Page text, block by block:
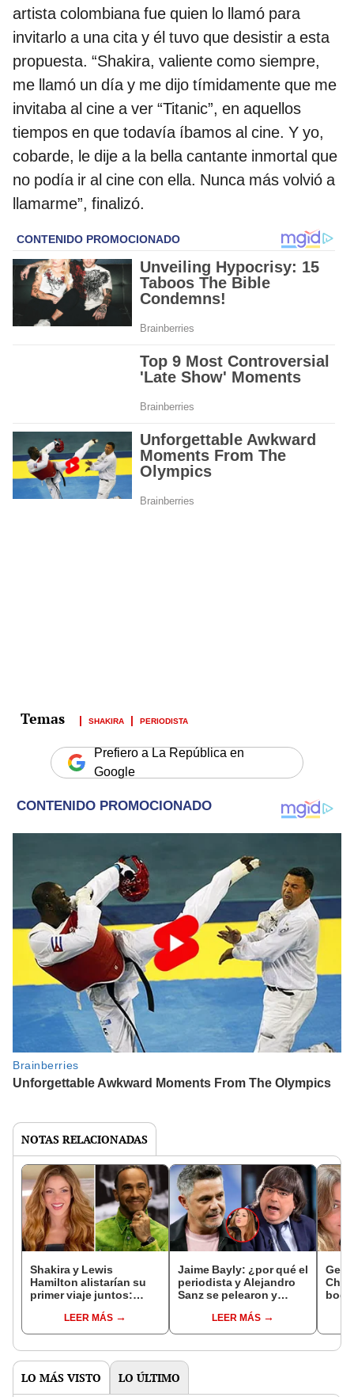
artista colombiana fue quien lo llamó para
invitarlo a una cita y él tuvo que desistir a esta
propuesta. “Shakira, valiente como siempre,
me llamó un día y me dijo tímidamente que me
invitaba al cine a ver “Titanic”, en aquellos
tiempos en que todavía íbamos al cine. Y yo,
cobarde, le dije a la bella cantante inmortal que
no podía ir al cine con ella. Nunca más volvió a
llamarme”, finalizó.
SHAKIRA PERIODISTA
Prefiero a La República en
Google
NOTAS RELACIONADAS
Shakira y Lewis
Hamilton alistarían su
primer viaje juntos:
romántico destino?
LEER MÁS
Jaime Bayly: ¿por qué el
periodista y Alejandro
Sanz se pelearon y
acercarlos?
LEER MÁS
Chía
LO MÁS VISTO LO ÚLTIMO